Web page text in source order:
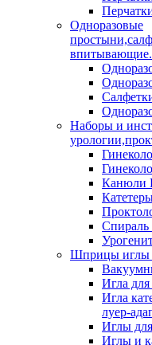
Одноразовые
впитывающие.
Наборы и
Канюли
Спираль
Шприцы иглы
Игла
Игла
луер-
Иглы
Иглы и